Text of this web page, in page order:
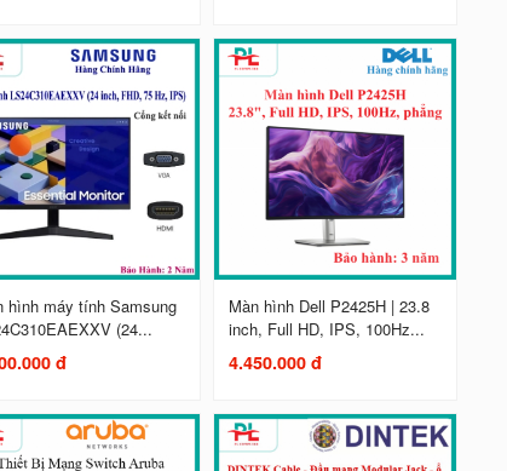
hình máy tính Samsung
(24...
đ
Màn hình Dell P2425H | 23.8
inch, Full HD, IPS, 100Hz...
4.450.000 đ